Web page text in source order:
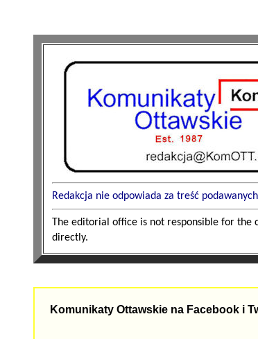
Redakcja nie odpowiada za treść
The editorial office is not responsible for
directly.
Komunikaty Ottawskie na Facebook i